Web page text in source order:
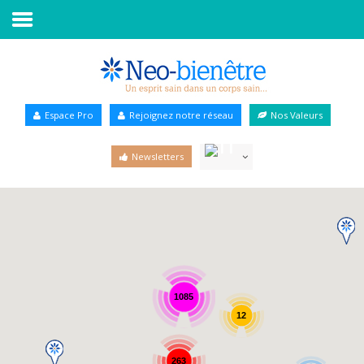
Annuaire Bien-être
Espace Pro Rejoignez notre réseau Nos Valeurs
Newsletters
1085
263
12